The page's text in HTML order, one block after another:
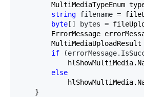
MultiMediaTypeEnum
string filename =
byte [] bytes =
ErrorMessage
MultiMediaUploadResult
if
else
    }